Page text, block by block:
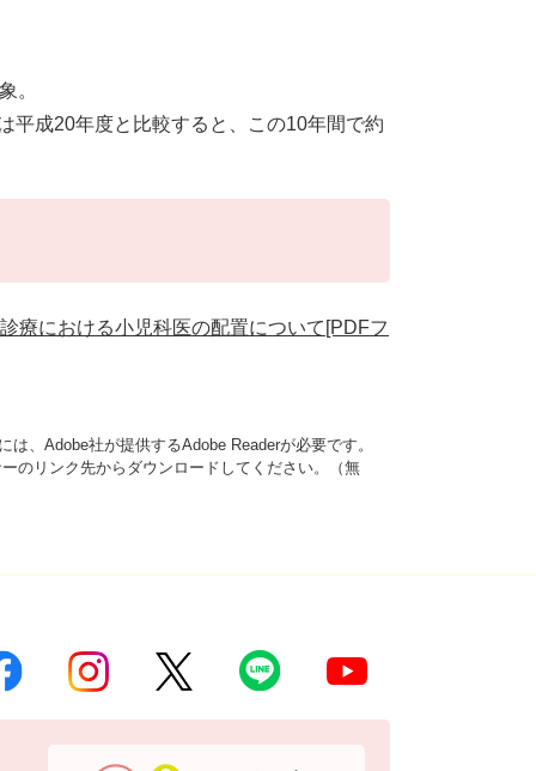
。
平成20年度と比較すると、この10年間で約
療における小児科医の配置について[PDFフ
、Adobe社が提供するAdobe Readerが必要です。
のリンク先からダウンロードしてください。（無